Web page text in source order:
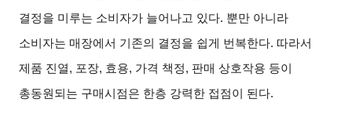
결정을 미루는 소비자가 늘어나고 있다. 뿐만 아니라
소비자는 매장에서 기존의 결정을 쉽게 번복한다. 따라서
제품 진열, 포장, 효용, 가격 책정, 판매 상호작용 등이
총동원되는 구매시점은 한층 강력한 접점이 된다.